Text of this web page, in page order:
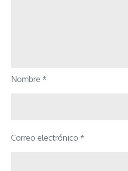
Nombre *
Correo electrónico *